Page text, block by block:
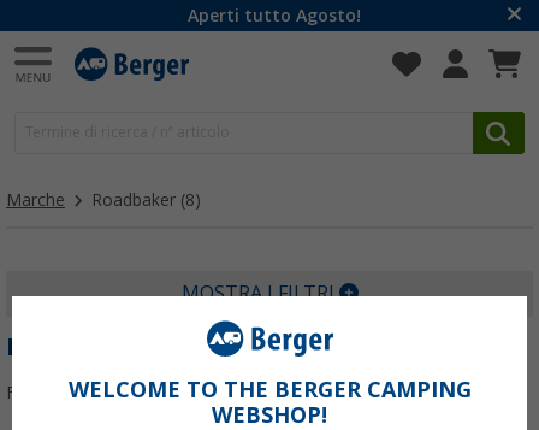
Aperti tutto Agosto!
Marche Roadbaker (8)
MOSTRA I FILTRI
ROADBAKER
Filtrare per:WELCOME TO THE BERGER CAMPING
WEBSHOP!